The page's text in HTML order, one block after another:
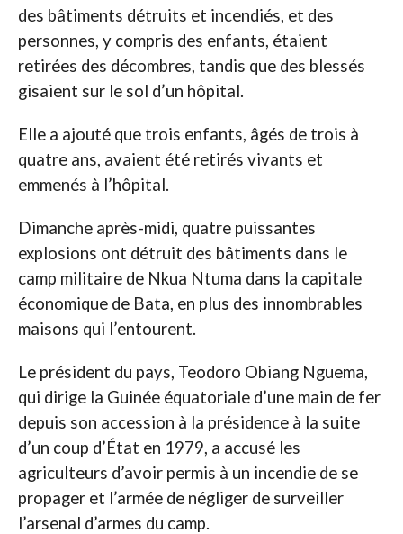
des bâtiments détruits et incendiés, et des
personnes, y compris des enfants, étaient
retirées des décombres, tandis que des blessés
gisaient sur le sol d’un hôpital.
Elle a ajouté que trois enfants, âgés de trois à
quatre ans, avaient été retirés vivants et
emmenés à l’hôpital.
Dimanche après-midi, quatre puissantes
explosions ont détruit des bâtiments dans le
camp militaire de Nkua Ntuma dans la capitale
économique de Bata, en plus des innombrables
maisons qui l’entourent.
Le président du pays, Teodoro Obiang Nguema,
qui dirige la Guinée équatoriale d’une main de fer
depuis son accession à la présidence à la suite
d’un coup d’État en 1979, a accusé les
agriculteurs d’avoir permis à un incendie de se
propager et l’armée de négliger de surveiller
l’arsenal d’armes du camp.